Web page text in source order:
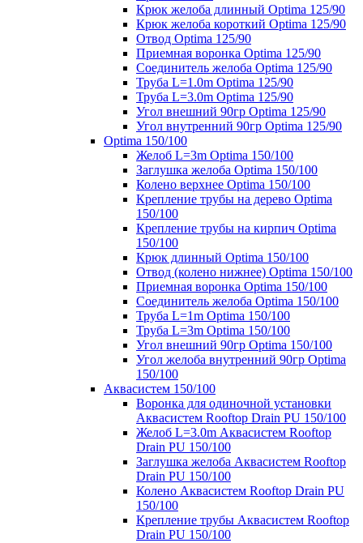
Крюк желоба длинный Optima 125/90
Крюк желоба короткий Optima 125/90
Отвод Optima 125/90
Приемная воронка Optima 125/90
Соединитель желоба Optima 125/90
Труба L=1.0m Optima 125/90
Труба L=3.0m Optima 125/90
Угол внешний 90гр Optima 125/90
Угол внутренний 90гр Optima 125/90
Optima 150/100
Желоб L=3m Optima 150/100
Заглушка желоба Optima 150/100
Колено верхнее Optima 150/100
Крепление трубы на дерево Optima
150/100
Крепление трубы на кирпич Optima
150/100
Крюк длинный Optima 150/100
Отвод (колено нижнее) Optima 150/100
Приемная воронка Optima 150/100
Соединитель желоба Optima 150/100
Труба L=1m Optima 150/100
Труба L=3m Optima 150/100
Угол внешний 90гр Optima 150/100
Угол желоба внутренний 90гр Optima
150/100
Аквасистем 150/100
Воронка для одиночной установки
Аквасистем Rooftop Drain PU 150/100
Желоб L=3.0m Аквасистем Rooftop
Drain PU 150/100
Заглушка желоба Аквасистем Rooftop
Drain PU 150/100
Колено Аквасистем Rooftop Drain PU
150/100
Крепление трубы Аквасистем Rooftop
Drain PU 150/100